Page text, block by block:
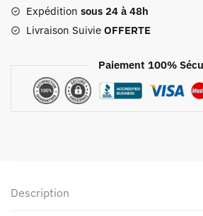
Compartiment
Chaussures
Expédition sous 24 à 48h
Livraison Suivie OFFERTE
Paiement 100%
Description